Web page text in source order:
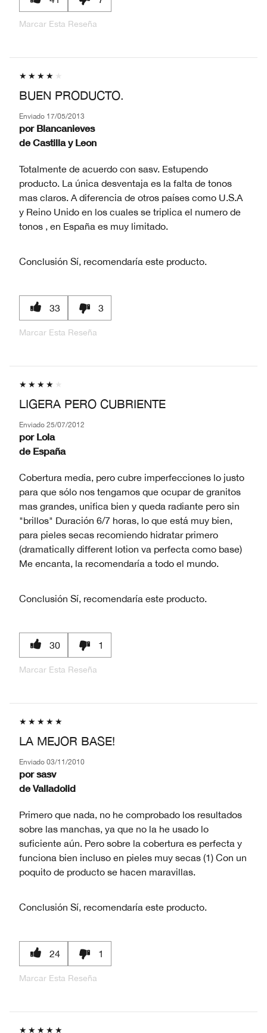
Marcar Esta Reseña
BUEN PRODUCTO.
Enviado 17/05/2013
por Blancanieves
de Castilla y Leon
Totalmente de acuerdo con sasv. Estupendo
producto. La única desventaja es la falta de tonos
mas claros. A diferencia de otros países como U.S.A
y Reino Unido en los cuales se triplica el numero de
tonos , en España es muy limitado.
Conclusión Sí, recomendaría este producto.
33 3
Marcar Esta Reseña
LIGERA PERO CUBRIENTE
Enviado 25/07/2012
por Lola
de España
Cobertura media, pero cubre imperfecciones lo justo
para que sólo nos tengamos que ocupar de granitos
mas grandes, unifica bien y queda radiante pero sin
"brillos" Duración 6/7 horas, lo que está muy bien,
para pieles secas recomiendo hidratar primero
(dramatically different lotion va perfecta como base)
Me encanta, la recomendaría a todo el mundo.
Conclusión Sí, recomendaría este producto.
30 1
Marcar Esta Reseña
LA MEJOR BASE!
Enviado 03/11/2010
por sasv
de Valladolid
Primero que nada, no he comprobado los resultados
sobre las manchas, ya que no la he usado lo
suficiente aún. Pero sobre la cobertura es perfecta y
funciona bien incluso en pieles muy secas (1) Con un
poquito de producto se hacen maravillas.
Conclusión Sí, recomendaría este producto.
24 1
Marcar Esta Reseña